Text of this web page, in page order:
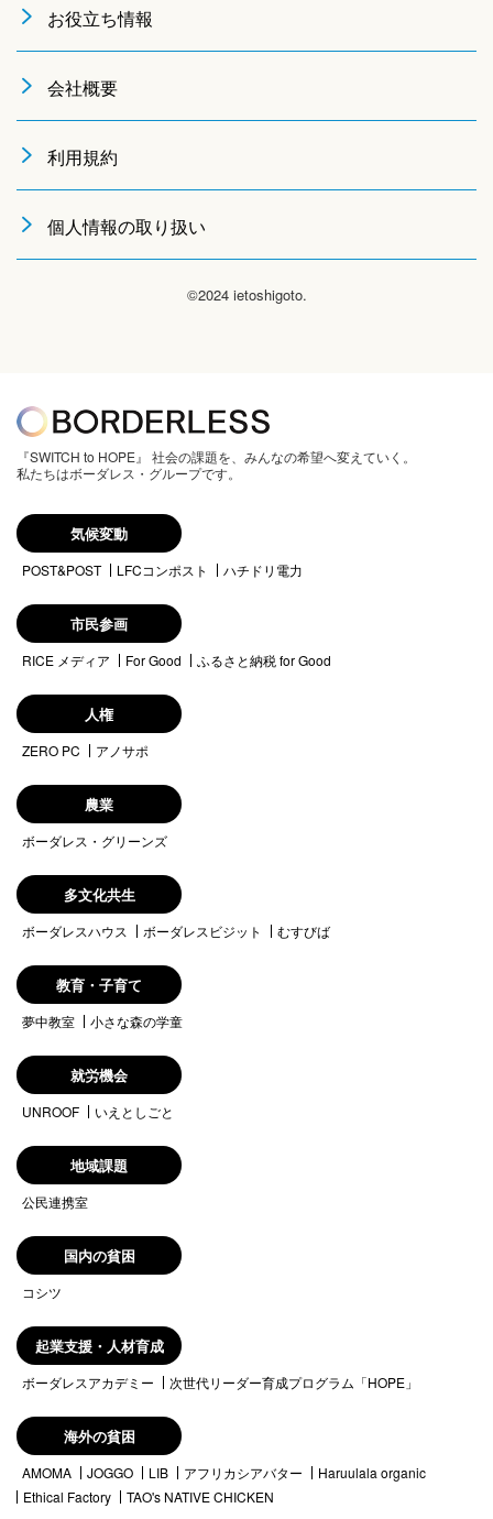
お役立ち情報
会社概要
利用規約
個人情報の取り扱い
©2024 ietoshigoto.
『SWITCH to HOPE』 社会の課題を、みんなの希望へ変えていく。
私たちはボーダレス・グループです。
気候変動
POST&POST LFCコンポスト ハチドリ電力
市民参画
RICE メディア For Good ふるさと納税 for Good
人権
ZERO PC アノサポ
農業
ボーダレス・グリーンズ
多文化共生
ボーダレスハウス ボーダレスビジット むすびば
教育・子育て
夢中教室 小さな森の学童
就労機会
UNROOF いえとしごと
地域課題
公民連携室
国内の貧困
コシツ
起業支援・人材育成
ボーダレスアカデミー 次世代リーダー育成プログラム「HOPE」
海外の貧困
AMOMA JOGGO LIB アフリカシアバター
Haruulala organic
Ethical Factory
TAO's NATIVE CHICKEN